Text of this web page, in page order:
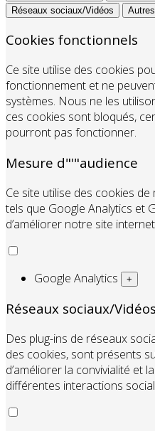
Réseaux sociaux/Vidéos
Cookies fonctionnels
Ce site utilise des cookies
fonctionnement et ne
systèmes. Nous ne les
ces cookies sont bloqués,
pourront pas fonctionner.
Mesure d"'"audience
Ce site utilise des cookies de
tels que Google Analytics et
d’améliorer notre site
Google Analytics +
Réseaux sociaux/Vidéos
Des plug-ins de réseaux
des cookies, sont présents
d’améliorer la convivialité et
différentes interactions